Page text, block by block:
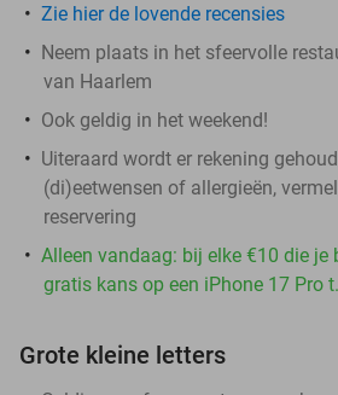
Zie hier de lovende recensies
Neem plaats in het sfeervolle
van Haarlem
Ook geldig in het weekend!
Uiteraard wordt er rekening
(di)eetwensen of allergieën,
reservering
Alleen vandaag: bij elke €10 die je
gratis kans op een iPhone 17 Pro
Grote kleine letters